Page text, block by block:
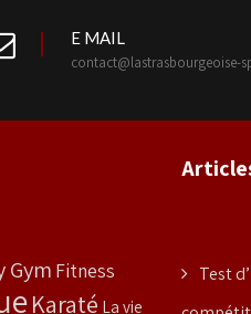
E MAIL
contact@lastrasbourgeoise-
Gym Fitness
Karaté La vie
Test